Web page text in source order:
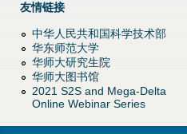
友情链接
中华人民共和国科学技术部
华东师范大学
华师大研究生院
华师大图书馆
2021 S2S and Mega-Delta
Online Webinar Series